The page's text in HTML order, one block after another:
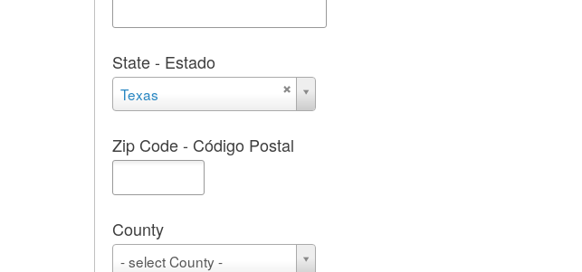
State - Estado
Texas
State
Estado
Zip Code - Código Postal
County
- select County -
County